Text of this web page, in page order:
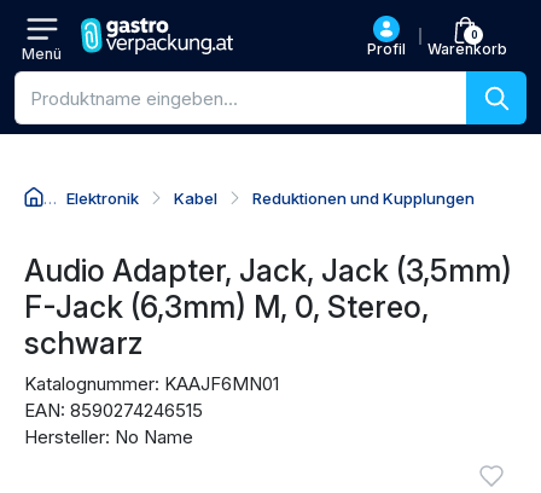
Menü Profil
0
Warenkorb
Produktsuche
Elektronik Kabel Reduktionen und Kupplungen
Zum Produktnamen
Zum Preis
Zu den Kaufaktionen
Zu den Bewertungen
Audio Adapter, Jack, Jack (3,5mm)
F-Jack (6,3mm) M, 0, Stereo,
schwarz
Katalognummer: KAAJF6MN01
EAN: 8590274246515
Hersteller: No Name